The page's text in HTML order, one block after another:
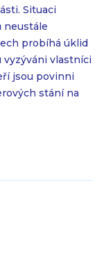
Situaci
neustále
probíhá úklid
vyzýváni vlastníci
jsou povinni
stání na